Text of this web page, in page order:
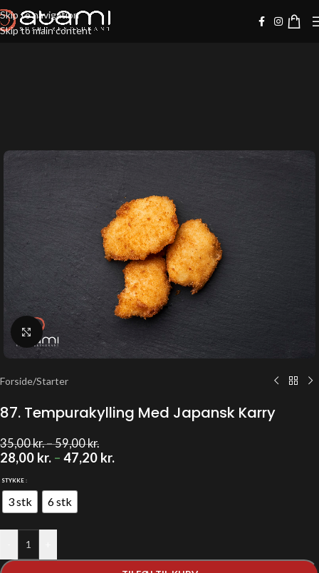
Skip to navigation
Skip to main content
-20%
Klik for at forstørre
Forside/Starter
87. Tempurakylling Med Japansk Karry
35,00kr.–59,00kr.
28,00 kr. – 47,20 kr.
STYKKE
3 stk 6 stk